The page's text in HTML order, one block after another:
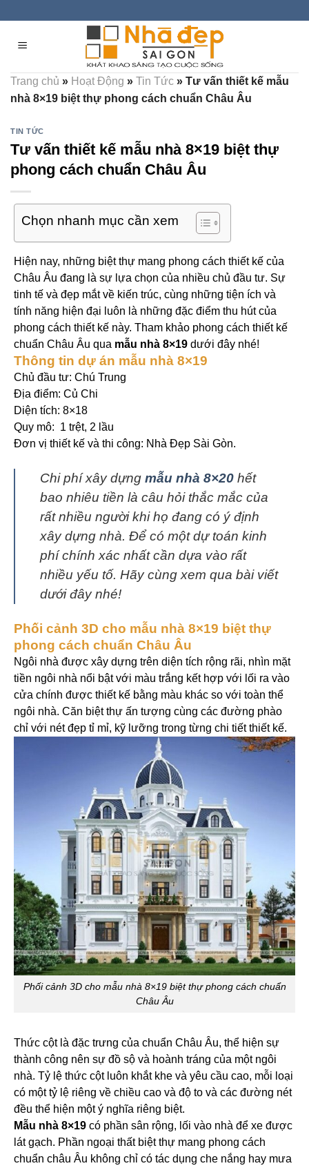
content
Trang chủ » Hoạt Động » Tin Tức » Tư vấn thiết kế mẫu
nhà 8×19 biệt thự phong cách chuẩn Châu Âu
TIN TỨC
Tư vấn thiết kế mẫu nhà 8×19 biệt thự
phong cách chuẩn Châu Âu
Chọn nhanh mục cần xem
Hiện nay, những biệt thự mang phong cách thiết kế của
Châu Âu đang là sự lựa chọn của nhiều chủ đầu tư. Sự
tinh tế và đẹp mắt về kiến trúc, cùng những tiện ích và
tính năng hiện đại luôn là những đặc điểm thu hút của
phong cách thiết kế này. Tham khảo phong cách thiết kế
chuẩn Châu Âu qua mẫu nhà 8×19 dưới đây nhé!
Thông tin dự án mẫu nhà 8×19
Chủ đầu tư: Chú Trung
Địa điểm: Củ Chi
Diện tích: 8×18
Quy mô: 1 trệt, 2 lầu
Đơn vị thiết kế và thi công: Nhà Đẹp Sài Gòn.
Chi phí xây dựng mẫu nhà 8×20 hết
bao nhiêu tiền là câu hỏi thắc mắc của
rất nhiều người khi họ đang có ý định
xây dựng nhà. Để có một dự toán kinh
phí chính xác nhất cần dựa vào rất
nhiều yếu tố. Hãy cùng xem qua bài viết
dưới đây nhé!
Phối cảnh 3D cho mẫu nhà 8×19 biệt thự
phong cách chuẩn Châu Âu
Ngôi nhà được xây dựng trên diện tích rộng rãi, nhìn mặt
tiền ngôi nhà nổi bật với màu trắng kết hợp với lối ra vào
cửa chính được thiết kế bằng màu khác so với toàn thể
ngôi nhà. Căn biệt thự ấn tượng cùng các đường phào
chỉ với nét đẹp tỉ mỉ, kỹ lưỡng trong từng chi tiết thiết kế.
Phối cảnh 3D cho mẫu nhà 8×19 biệt thự phong cách chuẩn
Châu Âu
Thức cột là đặc trưng của chuẩn Châu Âu, thể hiện sự
thành công nên sự đồ sộ và hoành tráng của một ngôi
nhà. Tỷ lệ thức cột luôn khắt khe và yêu cầu cao, mỗi loại
có một tỷ lệ riêng về chiều cao và độ to và các đường nét
đều thể hiện một ý nghĩa riêng biệt.
Mẫu nhà 8×19 có phần sân rộng, lối vào nhà để xe được
lát gạch. Phần ngoại thất biệt thự mang phong cách
chuẩn châu Âu không chỉ có tác dụng che nắng hay mưa